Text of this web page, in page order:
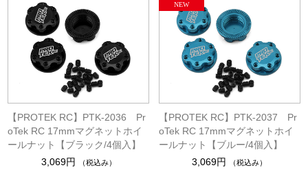
【PROTEK RC】PTK-2036 Pr
oTek RC 17mmマグネットホイ
ールナット【ブラック/4個入】
3,069円
（税込み）
【PROTEK RC】PTK-2037 Pr
oTek RC 17mmマグネットホイ
ールナット【ブルー/4個入】
3,069円
（税込み）